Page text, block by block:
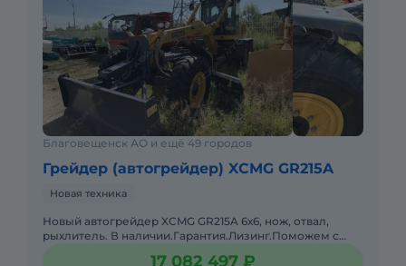
Высота отвала: 610 мм
Высота подъема отвала: 475 мм
Заглубление отвала: 715 мм
Большой парк различной техники в наличии.
Звоните,пишите!
Благовещенск АО и ещё 49 городов
Грейдер (автогрейдер) XCMG GR215A
Новая техника
Новый автогрейдер XCMG GR215A 6х6, нож, отвал,
рыхлитель. В наличии.Гарантия.Лизинг.Поможем с
17 082 497 ₽